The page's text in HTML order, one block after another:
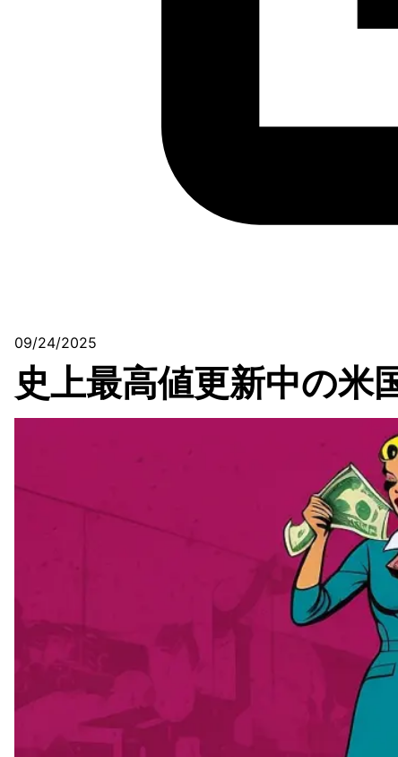
09/24/2025
史上最高値更新中の米